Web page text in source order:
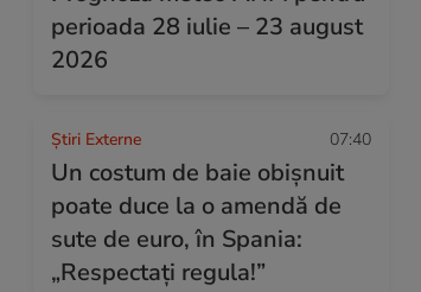
perioada 28 iulie – 23 august
2026
Știri Externe 07:40
Un costum de baie obișnuit
poate duce la o amendă de
sute de euro, în Spania:
„Respectați regula!”